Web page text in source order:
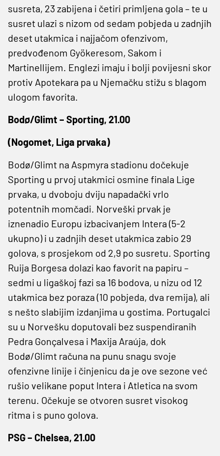
susreta, 23 zabijena i četiri primljena gola – te u
susret ulazi s nizom od sedam pobjeda u zadnjih
deset utakmica i najjačom ofenzivom,
predvođenom Gyökeresom, Sakom i
Martinellijem. Englezi imaju i bolji povijesni skor
protiv Apotekara pa u Njemačku stižu s blagom
ulogom favorita.
Bodø/Glimt – Sporting, 21.00
(Nogomet, Liga prvaka)
Bodø/Glimt na Aspmyra stadionu dočekuje
Sporting u prvoj utakmici osmine finala Lige
prvaka, u dvoboju dviju napadački vrlo
potentnih momčadi. Norveški prvak je
iznenadio Europu izbacivanjem Intera (5-2
ukupno) i u zadnjih deset utakmica zabio 29
golova, s prosjekom od 2,9 po susretu. Sporting
Ruija Borgesa dolazi kao favorit na papiru –
sedmi u ligaškoj fazi sa 16 bodova, u nizu od 12
utakmica bez poraza (10 pobjeda, dva remija), ali
s nešto slabijim izdanjima u gostima. Portugalci
su u Norvešku doputovali bez suspendiranih
Pedra Gonçalvesa i Maxija Araúja, dok
Bodø/Glimt računa na punu snagu svoje
ofenzivne linije i činjenicu da je ove sezone već
rušio velikane poput Intera i Atletica na svom
terenu. Očekuje se otvoren susret visokog
ritma i s puno golova.
PSG – Chelsea, 21.00